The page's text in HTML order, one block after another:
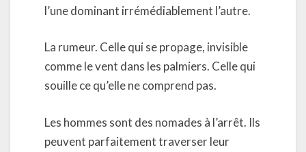
l’une dominant irrémédiablement l’autre.
La rumeur. Celle qui se propage, invisible
comme le vent dans les palmiers. Celle qui
souille ce qu’elle ne comprend pas.
Les hommes sont des nomades à l’arrêt. Ils
peuvent parfaitement traverser leur